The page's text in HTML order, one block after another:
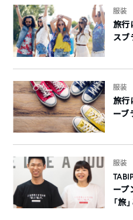
服装
旅行
スブ
服装
旅行
ーブ
服装
ープ
「旅